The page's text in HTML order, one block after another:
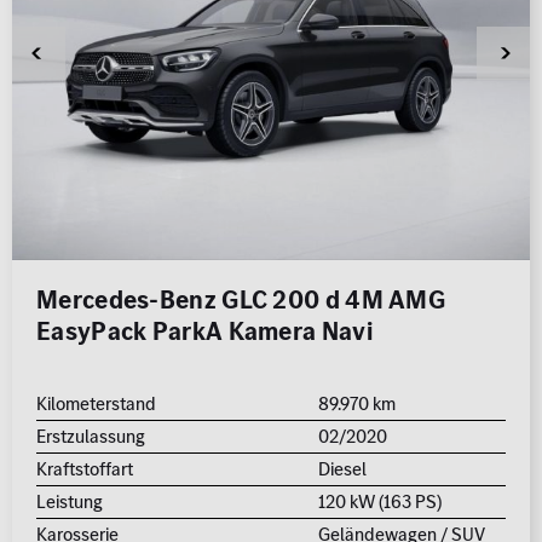
Kleinwagen
Kraftstoff
ALLE
Getriebe
ALLE
Erstzulassung
2008
Qualitätssiegel
Junge Sterne
Qualitätssiegel
MB Rent Fahrzeug
Mercedes-Benz GLC 200 d 4M AMG
EasyPack ParkA Kamera Navi
Kilometerstand
89.970 km
Erstzulassung
02/2020
Kraftstoffart
Diesel
Leistung
120 kW (163 PS)
Karosserie
Geländewagen / SUV